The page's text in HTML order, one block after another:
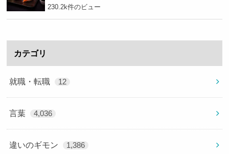
230.2k件のビュー
カテゴリ
就職・転職 12
言葉 4,036
違いのギモン 1,386